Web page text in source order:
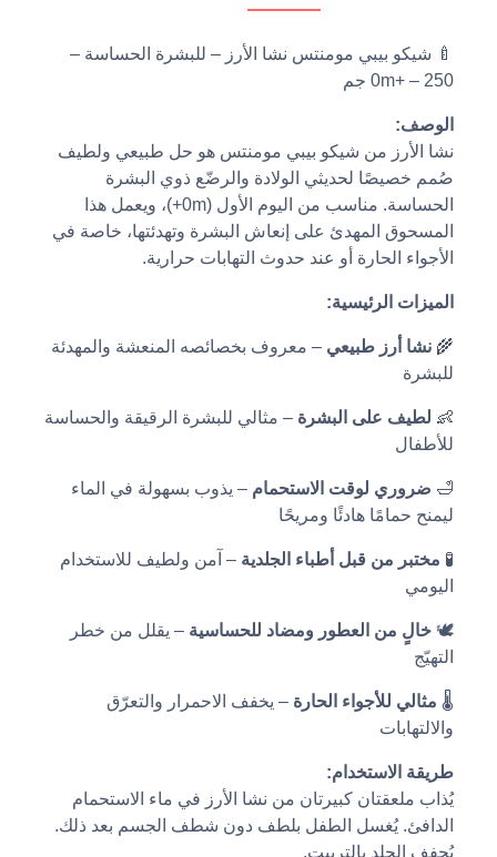
🍼 شيكو بيبي مومنتس نشا الأرز – للبشرة الحساسة –
0m+ – 250 جم
الوصف:
نشا الأرز من شيكو بيبي مومنتس هو حل طبيعي ولطيف
صُمم خصيصًا لحديثي الولادة والرضّع ذوي البشرة
الحساسة. مناسب من اليوم الأول (0m+)، ويعمل هذا
المسحوق المهدئ على إنعاش البشرة وتهدئتها، خاصة في
الأجواء الحارة أو عند حدوث التهابات حرارية.
الميزات الرئيسية:
🌾 نشا أرز طبيعي – معروف بخصائصه المنعشة والمهدئة
للبشرة
👶 لطيف على البشرة – مثالي للبشرة الرقيقة والحساسة
للأطفال
🛁 ضروري لوقت الاستحمام – يذوب بسهولة في الماء
ليمنح حمامًا هادئًا ومريحًا
🧪 مختبر من قبل أطباء الجلدية – آمن ولطيف للاستخدام
اليومي
🕊️ خالٍ من العطور ومضاد للحساسية – يقلل من خطر
التهيّج
🌡️ مثالي للأجواء الحارة – يخفف الاحمرار والتعرّق
والالتهابات
طريقة الاستخدام:
يُذاب ملعقتان كبيرتان من نشا الأرز في ماء الاستحمام
الدافئ. يُغسل الطفل بلطف دون شطف الجسم بعد ذلك.
يُجفف الجلد بالتربيت.